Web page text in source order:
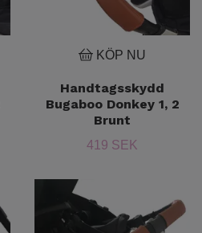
KÖP NU
Handtagsskydd
Bugaboo Donkey 1, 2
Brunt
419 SEK